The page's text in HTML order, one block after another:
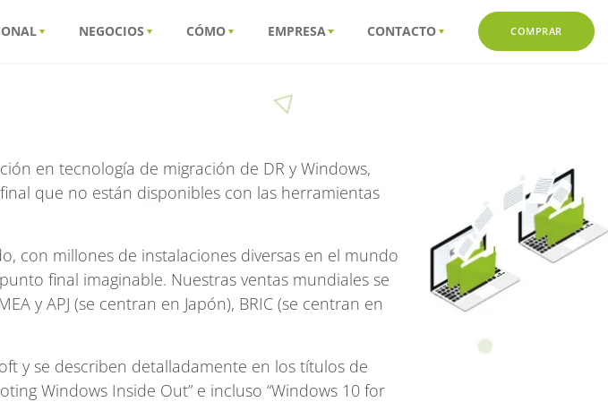
NEGOCIOS CÓMO EMPRESA CONTACTO COMPRAR
en tecnología de migración de DR y Windows,
que no están disponibles con las herramientas
con millones de instalaciones diversas en el mundo
final imaginable. Nuestras ventas mundiales se
y APJ (se centran en Japón), BRIC (se centran en
y se describen detalladamente en los títulos de
Windows Inside Out” e incluso “Windows 10 for